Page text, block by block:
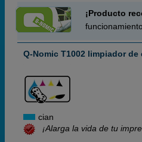
¡Producto
Q-Nomic T1002 limpiador de
cian
¡Alarga la vida de tu